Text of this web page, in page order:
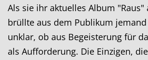
Als sie ihr aktuelles Album "Raus"
brüllte aus dem Publikum jemand
unklar, ob aus Begeisterung für
als Aufforderung. Die Einzigen,